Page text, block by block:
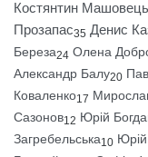
Костянтин Машовець
Прозапас35 Денис
Береза24 Олена
Александр Балу20
Коваленко17
Сазонов12 Юрій
Загребельська10